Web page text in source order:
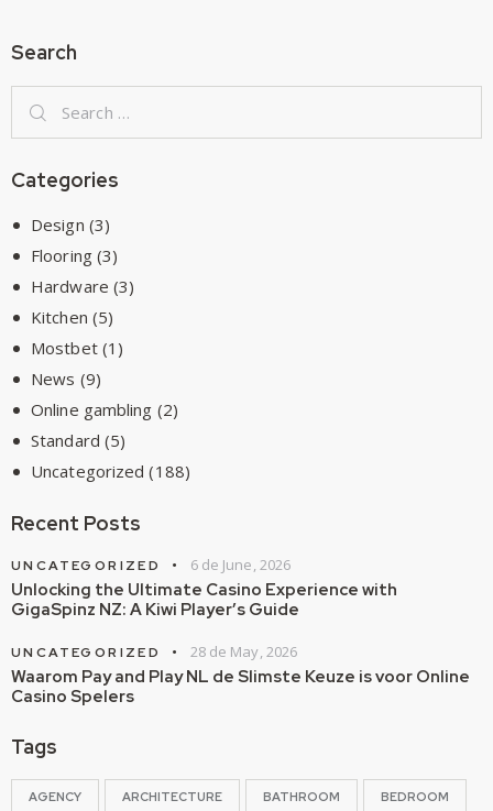
Search
Categories
Design (3)
Flooring(3)
Hardware (3)
Kitchen (5)
Mostbet(1)
News (9)
Online gambling (2)
Standard (5)
Uncategorized (188)
Recent Posts
UNCATEGORIZED 6 de June, 2026
Unlocking the Ultimate Casino Experience with
GigaSpinz NZ: A Kiwi Player’s Guide
UNCATEGORIZED 28 de May, 2026
Waarom Pay and Play NL de Slimste Keuze is voor Online
Casino Spelers
Tags
AGENCY ARCHITECTURE BATHROOM BEDROOM